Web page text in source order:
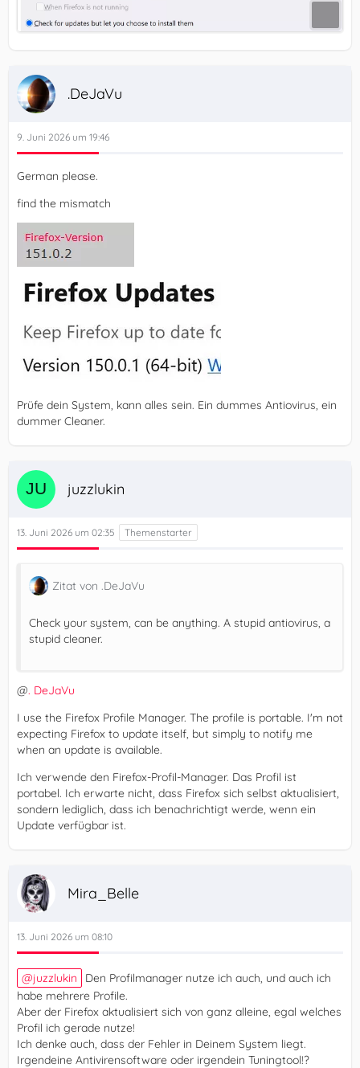
.DeJaVu
9. Juni 2026 um 19:46
German please.
find the mismatch
Prüfe dein System, kann alles sein. Ein dummes Antiovirus, ein
dummer Cleaner.
juzzlukin
13. Juni 2026 um 02:35
Zitat von .DeJaVu
Check your system, can be anything. A stupid antiovirus, a
stupid cleaner.
@. DeJaVu
I use the Firefox Profile Manager. The profile is portable. I'm not
expecting Firefox to update itself, but simply to notify me
when an update is available.
Ich verwende den Firefox-Profil-Manager. Das Profil ist
portabel. Ich erwarte nicht, dass Firefox sich selbst aktualisiert,
sondern lediglich, dass ich benachrichtigt werde, wenn ein
Update verfügbar ist.
Mira_Belle
13. Juni 2026 um 08:10
juzzlukin
Den Profilmanager nutze ich auch, und auch ich
habe mehrere Profile.
Aber der Firefox aktualisiert sich von ganz alleine, egal welches
Profil ich gerade nutze!
Ich denke auch, dass der Fehler in Deinem System liegt.
Irgendeine Antivirensoftware oder irgendein Tuningtool!?